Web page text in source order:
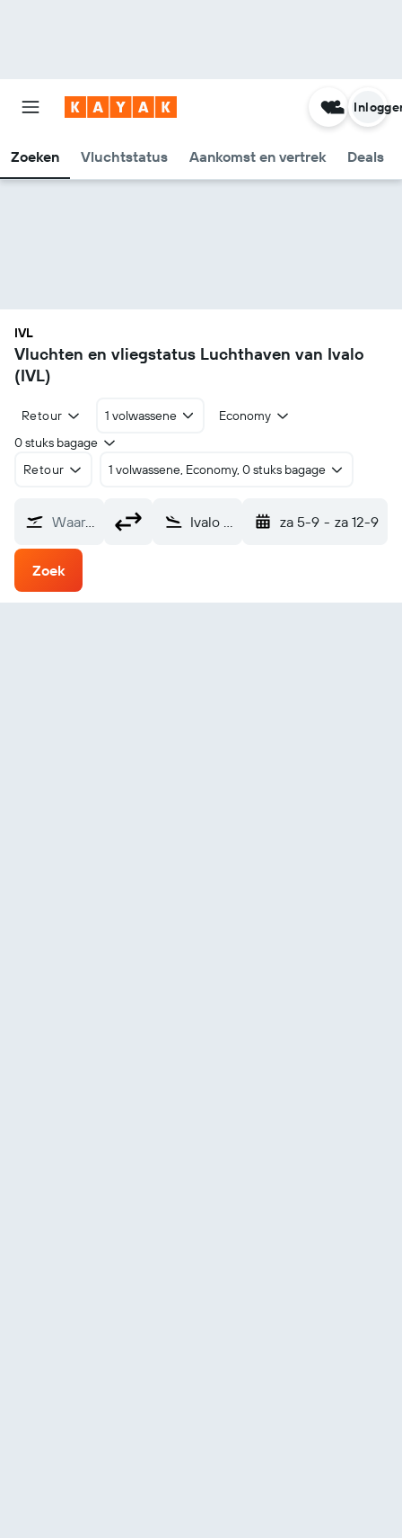
Zoeken Vluchtstatus Aankomst en vertrek Deals
IVL
Vluchten en vliegstatus Luchthaven van Ivalo
(IVL)
Retour 1 volwassene
Economy
0 stuks bagage
Retour
1 volwassene, Economy, 0 stuks bagage
Waarvandaan? Ivalo (IVL) za 5-9 - za 12-9
Zoek